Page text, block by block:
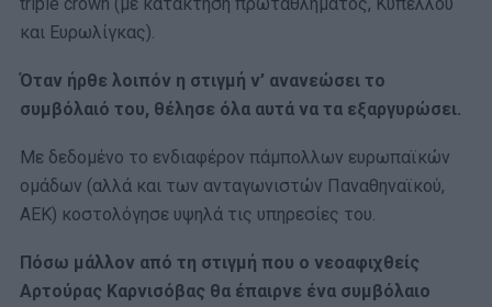
και Ευρωλίγκας).
Όταν ήρθε λοιπόν η στιγμή ν’ ανανεώσει το
συμβόλαιό του, θέλησε όλα αυτά να τα εξαργυρώσει.
Με δεδομένο το ενδιαφέρον πάμπολλων ευρωπαϊκών
ομάδων (αλλά και των ανταγωνιστών Παναθηναϊκού,
ΑΕΚ) κοστολόγησε υψηλά τις υπηρεσίες του.
Πόσω μάλλον από τη στιγμή που ο νεοαφιχθείς
Αρτούρας Καρνισόβας θα έπαιρνε ένα συμβόλαιο